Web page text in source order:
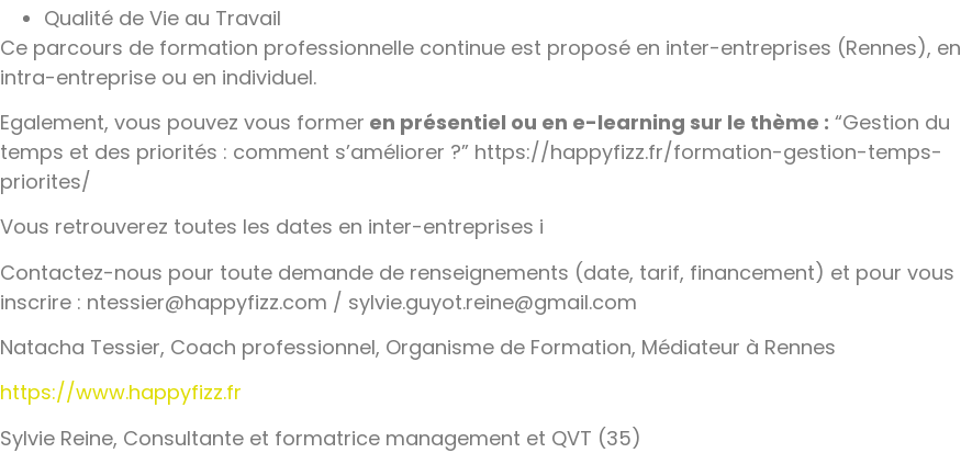
Qualité de Vie au Travail
Ce parcours de formation professionnelle continue est proposé en inter-entreprises (Rennes), en
intra-entreprise ou en individuel.
Egalement, vous pouvez vous former en présentiel ou en e-learning sur le thème : “Gestion du
temps et des priorités : comment s’améliorer ?” https://happyfizz.fr/formation-gestion-temps-
priorites/
Vous retrouverez toutes les dates en inter-entreprises i
Contactez-nous pour toute demande de renseignements (date, tarif, financement) et pour vous
inscrire : ntessier@happyfizz.com / sylvie.guyot.reine@gmail.com
Natacha Tessier, Coach professionnel, Organisme de Formation, Médiateur à Rennes
https://www.happyfizz.fr
Sylvie Reine, Consultante et formatrice management et QVT (35)